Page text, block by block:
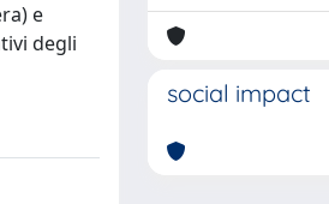
e
degli
social impact